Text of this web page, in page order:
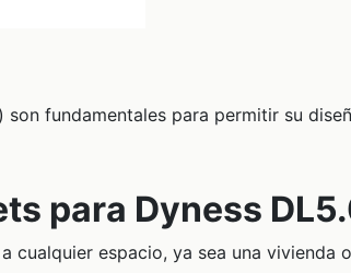
fundamentales para permitir su
para Dyness
espacio, ya sea una